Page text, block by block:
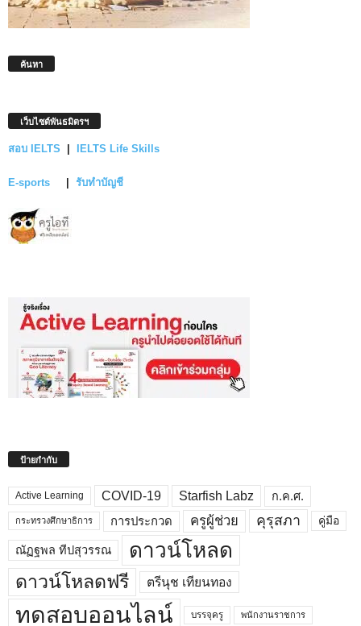
ค้นหา
เว็บไซต์พันธมิตรฯ
สอบ IELTS IELTS Life Skills
E-sports รับทำบัญชี
ป้ายกำกับ
Active Learning COVID-19 Starfish Labz ก.ค.ศ.
กระทรวงศึกษาธิการ การประกวด ครูผู้ช่วย คุรุสภา คู่มือ
ณัฏฐพล ทีปสุวรรณ ดาวน์โหลด
ดาวน์โหลดฟรี ตรีนุช เทียนทอง
ทดสอบออนไลน์ บรรจุครู พนักงานราชการ